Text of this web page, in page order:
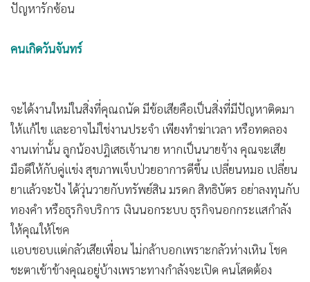
• จีน
• อาชญากรรม
• วิทยาศาสตร์
SMEs
•
หุ้น
อินโดจีน
• กองทุนรวม
• Celeb Online
• Factcheck
• ญี่ปุ่น
ปัญหารักซ้อน
คนเกิดวันจันทร์
จะได้งานใหม่ในสิ่งที่คุณถนัด มีข้อเสียคือเป็นสิ่งที่มีปัญหาติดมา
ให้แก้ไข และอาจไม่ใช่งานประจำ เพียงทำฆ่าเวลา หรือทดลอง
งานเท่านั้น ลูกน้องปฎิเสธเจ้านาย หากเป็นนายจ้าง คุณจะเสีย
มือดีให้กับคู่แข่ง สุขภาพเจ็บป่วยอาการดีขึ้น เปลี่ยนหมอ เปลี่ยน
ยาแล้วจะปัง ได้วุ่นวายกับทรัพย์สิน มรดก สิทธิบัตร อย่าลงทุนกับ
ทองคำ หรือธุรกิจบริการ เงินนอกระบบ ธุรกิจนอกกระแสกำลัง
ให้คุณให้โชค
แอบชอบแต่กลัวเสียเพื่อน ไม่กล้าบอกเพราะกลัวห่างเหิน โชค
ชะตาเข้าข้างคุณอยู่บ้างเพราะทางกำลังจะเปิด คนโสดต้อง